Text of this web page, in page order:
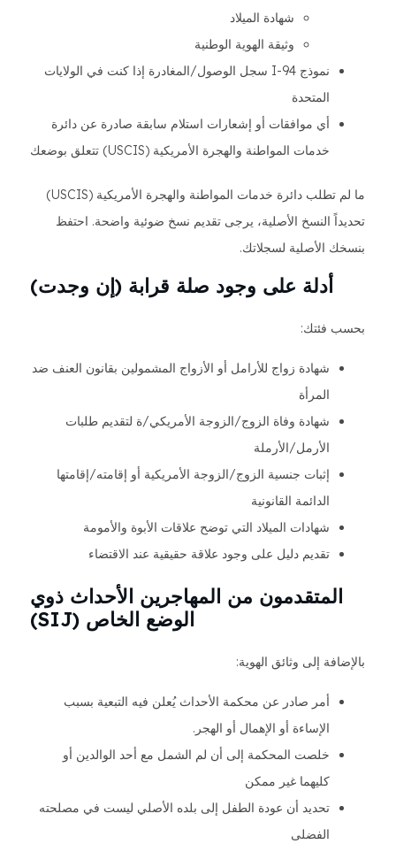
شهادة الميلاد
وثيقة الهوية الوطنية
نموذج I-94 سجل الوصول/المغادرة إذا كنت في الولايات
المتحدة
أي موافقات أو إشعارات استلام سابقة صادرة عن دائرة
خدمات المواطنة والهجرة الأمريكية (USCIS) تتعلق بوضعك
ما لم تطلب دائرة خدمات المواطنة والهجرة الأمريكية (USCIS)
تحديداً النسخ الأصلية، يرجى تقديم نسخ ضوئية واضحة. احتفظ
بنسخك الأصلية لسجلاتك.
أدلة على وجود صلة قرابة (إن وجدت)
بحسب فئتك:
شهادة زواج للأرامل أو الأزواج المشمولين بقانون العنف ضد
المرأة
شهادة وفاة الزوج/الزوجة الأمريكي/ة لتقديم طلبات
الأرمل/الأرملة
إثبات جنسية الزوج/الزوجة الأمريكية أو إقامته/إقامتها
الدائمة القانونية
شهادات الميلاد التي توضح علاقات الأبوة والأمومة
تقديم دليل على وجود علاقة حقيقية عند الاقتضاء
المتقدمون من المهاجرين الأحداث ذوي
الوضع الخاص (SIJ)
بالإضافة إلى وثائق الهوية:
أمر صادر عن محكمة الأحداث يُعلن فيه التبعية بسبب
الإساءة أو الإهمال أو الهجر.
خلصت المحكمة إلى أن لم الشمل مع أحد الوالدين أو
كليهما غير ممكن
تحديد أن عودة الطفل إلى بلده الأصلي ليست في مصلحته
الفضلى